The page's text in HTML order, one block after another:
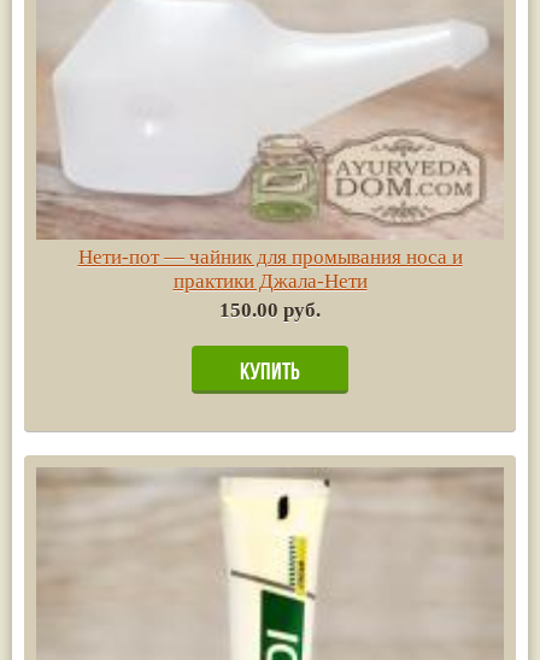
Нети-пот — чайник для промывания носа и
практики Джала-Нети
150.00 руб.